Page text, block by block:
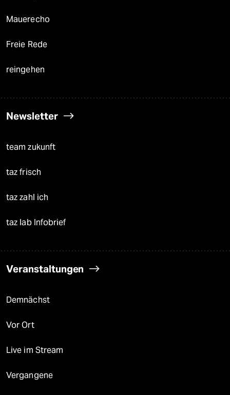
Mauerecho
Freie Rede
reingehen
Newsletter
team zukunft
taz frisch
taz zahl ich
taz lab Infobrief
Veranstaltungen
Demnächst
Vor Ort
Live im Stream
Vergangene